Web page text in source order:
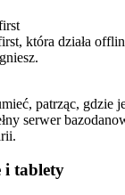
która działa
patrząc, gdzie
serwer
i tablety